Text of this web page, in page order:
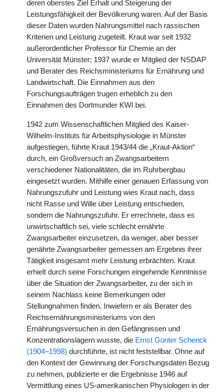
deren oberstes Ziel Erhalt und Steigerung der
Leistungsfähigkeit der Bevölkerung waren. Auf der Basis
dieser Daten wurden Nahrungsmittel nach rassischen
Kriterien und Leistung zugeteilt. Kraut war seit 1932
außerordentlicher Professor für Chemie an der
Universität Münster; 1937 wurde er Mitglied der NSDAP
und Berater des Reichsministeriums für Ernährung und
Landwirtschaft. Die Einnahmen aus den
Forschungsaufträgen trugen erheblich zu den
Einnahmen des Dortmunder KWI bei.
1942 zum Wissenschaftlichen Mitglied des Kaiser-
Wilhelm-Instituts für Arbeitsphysiologie in Münster
aufgestiegen, führte Kraut 1943/44 die „Kraut-Aktion“
durch, ein Großversuch an Zwangsarbeitern
verschiedener Nationalitäten, die im Ruhrbergbau
eingesetzt wurden. Mithilfe einer genauen Erfassung von
Nahrungszufuhr und Leistung wies Kraut nach, dass
nicht Rasse und Wille über Leistung entschieden,
sondern die Nahrungszufuhr. Er errechnete, dass es
unwirtschaftlich sei, viele schlecht ernährte
Zwangsarbeiter einzusetzen, da weniger, aber besser
genährte Zwangsarbeiter gemessen am Ergebnis ihrer
Tätigkeit insgesamt mehr Leistung erbrächten. Kraut
erhielt durch seine Forschungen eingehende Kenntnisse
über die Situation der Zwangsarbeiter, zu der sich in
seinem Nachlass keine Bemerkungen oder
Stellungnahmen finden. Inwiefern er als Berater des
Reichsernährungsministeriums von den
Ernährungsversuchen in den Gefängnissen und
Konzentrationslagern wusste, die Ernst Günter Schenck
(1904–1998) durchführte, ist nicht feststellbar. Ohne auf
den Kontext der Gewinnung der Forschungsdaten Bezug
zu nehmen, publizierte er die Ergebnisse 1946 auf
Vermittlung eines US-amerikanischen Physiologen in der